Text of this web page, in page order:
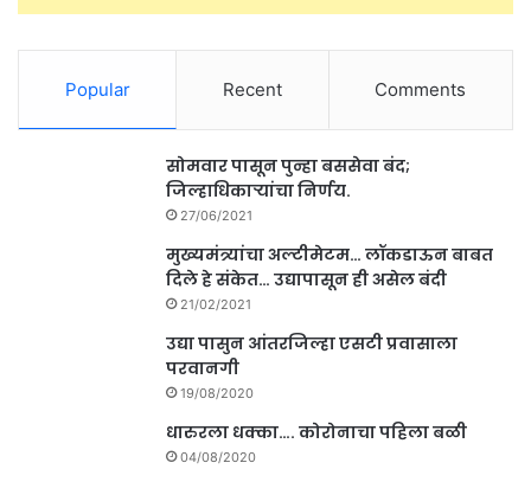
Popular Recent Comments
सोमवार पासून पुन्हा बससेवा बंद;
जिल्हाधिकाऱ्यांचा निर्णय.
27/06/2021
मुख्यमंत्र्यांचा अल्टीमेटम… लॉकडाऊन बाबत
दिले हे संकेत… उद्यापासून ही असेल बंदी
21/02/2021
उद्या पासुन आंतरजिल्हा एसटी प्रवासाला
परवानगी
19/08/2020
धारुरला धक्का…. कोरोनाचा पहिला बळी
04/08/2020